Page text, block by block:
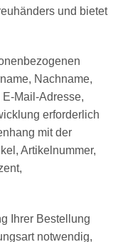
und bietet
Nachname,
Mail-Adresse,
erforderlich
mit der
Artikelnummer,
Ihrer Bestellung
notwendig,